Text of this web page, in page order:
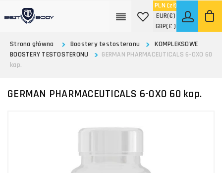
PLN (zł)
EUR(€)
GBP(£ )
Strona główna
Boostery testosteronu
KOMPLEKSOWE
BOOSTERY TESTOSTERONU
GERMAN PHARMACEUTICALS 6-OXO 60
kap.
GERMAN PHARMACEUTICALS 6-OXO 60 kap.